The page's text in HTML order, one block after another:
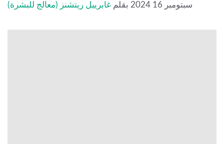
سبتومبر 16 2024 بقلم غابرييل ريتشنز (معالج للبشرة)